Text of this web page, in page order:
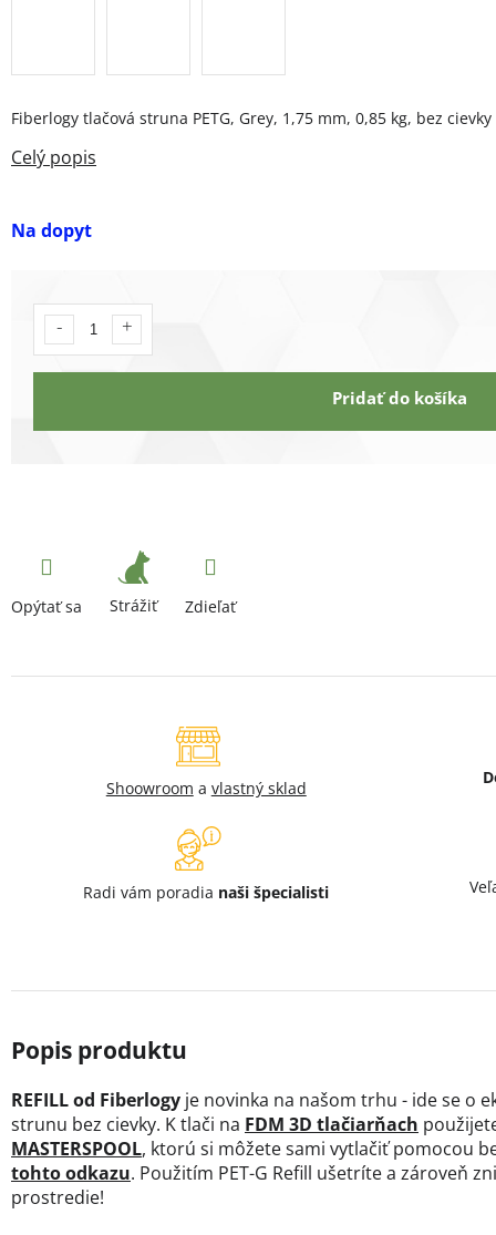
Na dopyt
Pridať do košíka
Fiberlogy tlačová struna PETG, Grey, 1,75 mm, 0,85 kg, bez cievky
Opýtať sa Strážiť Zdieľať
Shoowroom a vlastný sklad
Radi vám poradia naši špecialisti
REFILL od Fiberlogy je novinka na našom trhu - ide se o
strunu bez cievky. K tlači na FDM 3D tlačiarňach
MASTERSPOOL, ktorú si môžete sami vytlačiť pomocou
tohto odkazu. Použitím PET-G Refill ušetríte a zároveň
prostredie!